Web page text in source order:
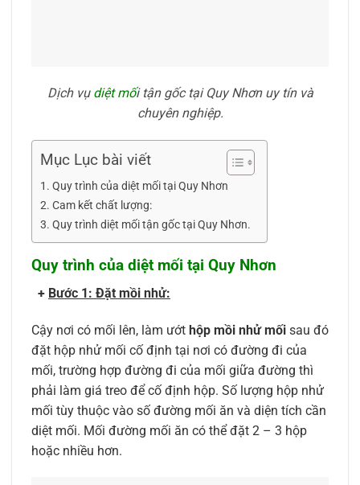
Dịch vụ diệt mốitận gốc tại Quy Nhơn uy tín và
chuyên nghiệp.
Mục Lục bài viết
Quy trình của diệt mối tại Quy Nhơn
Cam kết chất lượng:
Quy trình diệt mối tận gốc tại Quy Nhơn.
Quy trình của diệt mối tại Quy Nhơn
+ Bước 1: Đặt mồi nhử:
Cậy nơi có mối lên, làm ướt hộp mồi nhử mối sau đó
đặt hộp nhử mối cố định tại nơi có đường đi của
mối, trường hợp đường đi của mối giữa đường thì
phải làm giá treo để cố định hộp. Số lượng hộp nhử
mối tùy thuộc vào số đường mối ăn và diện tích cần
diệt mối. Mối đường mối ăn có thể đặt 2 – 3 hộp
hoặc nhiều hơn.